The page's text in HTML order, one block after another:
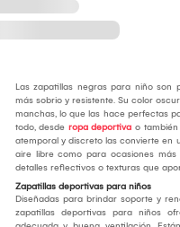
Las zapatillas negras para niño son
más sobrio y resistente. Su color
manchas, lo que las hace perfectas
todo, desde ropa deportivao también
atemporal y discreto las convierte en
aire libre como para ocasiones más
detalles reflectivos o texturas que
Zapatillas deportivas para niños
Diseñadas para brindar soporte y
zapatillas deportivas para niños